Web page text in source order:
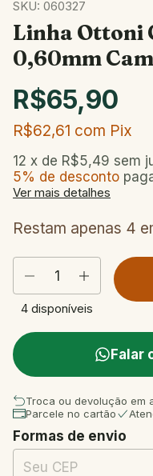
SKU: 060327
Linha Ottoni
0,60mm
R$65,90
R$62,61 com Pix
12 x de R$5,49 sem
5% de desconto
Ver mais detalhes
Restam apenas 4
4 disponíveis
Falar
Troca ou devolução em
Parcele no cartão
Entregas para o CEP:
Formas de envio